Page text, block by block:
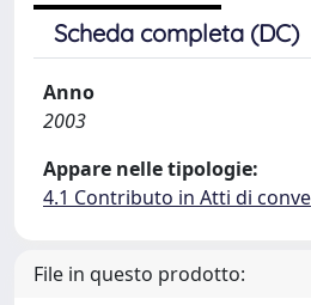
Scheda completa (DC)
Anno
2003
Appare nelle tipologie:
4.1 Contributo in Atti di
File in questo prodotto: